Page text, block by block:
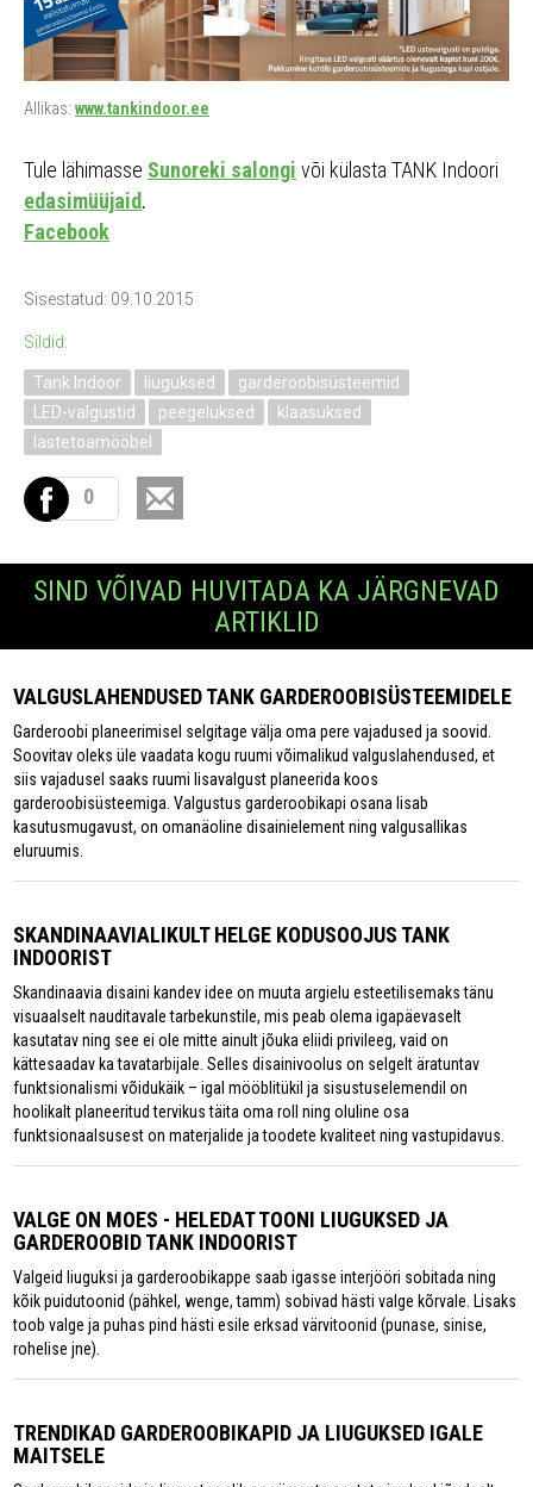
Allikas: www.tankindoor.ee
Tule lähimasse Sunoreki salongi või külasta TANK Indoori
edasimüüjaid.
Facebook
Sisestatud: 09.10.2015
Sildid:
Tank Indoor liuguksed
garderoobisüsteemid
LED-valgustid
peegeluksed
klaasuksed
lastetoamööbel
0
SIND VÕIVAD HUVITADA KA JÄRGNEVAD
ARTIKLID
VALGUSLAHENDUSED TANK GARDEROOBISÜSTEEMIDELE
Garderoobi planeerimisel selgitage välja oma pere vajadused ja soovid.
Soovitav oleks üle vaadata kogu ruumi võimalikud valguslahendused, et
siis vajadusel saaks ruumi lisavalgust planeerida koos
garderoobisüsteemiga. Valgustus garderoobikapi osana lisab
kasutusmugavust, on omanäoline disainielement ning valgusallikas
eluruumis.
SKANDINAAVIALIKULT HELGE KODUSOOJUS TANK
INDOORIST
Skandinaavia disaini kandev idee on muuta argielu esteetilisemaks tänu
visuaalselt nauditavale tarbekunstile, mis peab olema igapäevaselt
kasutatav ning see ei ole mitte ainult jõuka eliidi privileeg, vaid on
kättesaadav ka tavatarbijale. Selles disainivoolus on selgelt äratuntav
funktsionalismi võidukäik – igal mööblitükil ja sisustuselemendil on
hoolikalt planeeritud tervikus täita oma roll ning oluline osa
funktsionaalsusest on materjalide ja toodete kvaliteet ning vastupidavus.
VALGE ON MOES - HELEDAT TOONI LIUGUKSED JA
GARDEROOBID TANK INDOORIST
Valgeid liuguksi ja garderoobikappe saab igasse interjööri sobitada ning
kõik puidutoonid (pähkel, wenge, tamm) sobivad hästi valge kõrvale. Lisaks
toob valge ja puhas pind hästi esile erksad värvitoonid (punase, sinise,
rohelise jne).
TRENDIKAD GARDEROOBIKAPID JA LIUGUKSED IGALE
MAITSELE